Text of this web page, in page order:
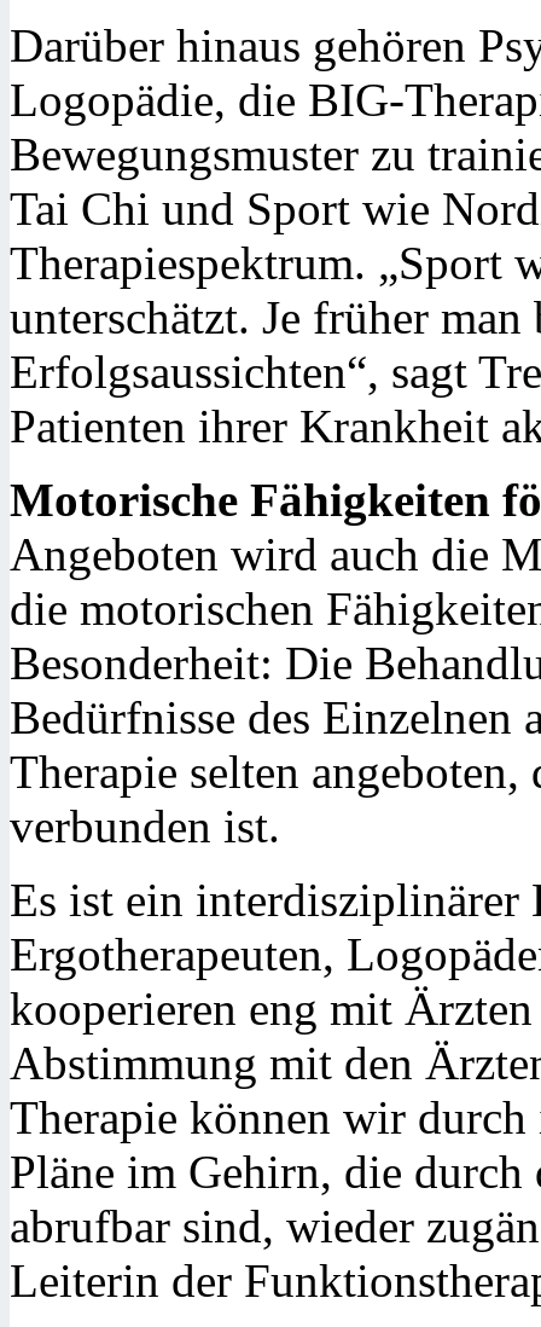
Darüber hinaus gehören
Logopädie, die BIG-
Bewegungsmuster zu
Tai Chi und Sport wie
Therapiespektrum. „Sport
unterschätzt. Je früher
Erfolgsaussichten“, sagt
Patienten ihrer Krankheit
Motorische Fähigkeiten
Angeboten wird auch die
die motorischen
Besonderheit: Die
Bedürfnisse des Einzelnen
Therapie selten
verbunden ist.
Es ist ein interdisziplinärer
Ergotherapeuten,
kooperieren eng mit
Abstimmung mit den
Therapie können wir
Pläne im Gehirn, die
abrufbar sind, wieder
Leiterin der